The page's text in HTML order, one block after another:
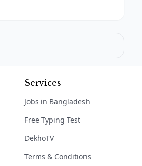
Services
Jobs in Bangladesh
Free Typing Test
DekhoTV
Terms & Conditions